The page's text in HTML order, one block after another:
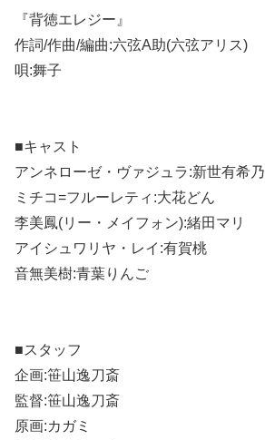
『背徳エレジー』
作詞/作曲/編曲:六弦A助(六弦アリス)
唄:舞子
■キャスト
アンネローゼ・ヴァジュラ:新世有希乃
ミチコ=フルーレティ:大花どん
李美鳳(リー・メイフォン):緒田マリ
アイシュワリヤ・レイ:有賀桃
音無美樹:青葉りんご
■スタッフ
企画:笹山逸刀斎
監督:笹山逸刀斎
原画:カガミ